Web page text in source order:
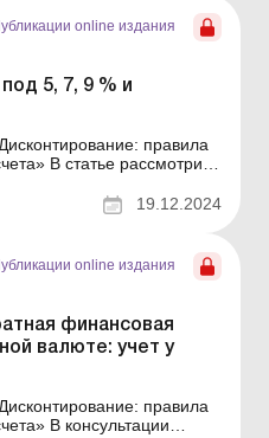
online издания
5, 7, 9 % и
правила
В статье рассмотрим,
по такому кредиту, а
19.12.2024
online издания
финансовая
валюте: учет у
правила
В консультации